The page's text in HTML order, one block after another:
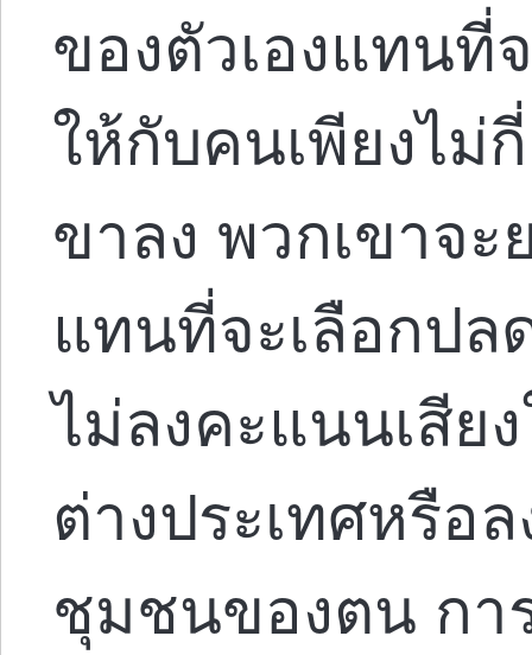
ของตัวเองแทนที่
ให้กับคนเพียงไม่
ขาลง พวกเขาจ
แทนที่จะเลือกปล
ไม่ลงคะแนนเสีย
ต่างประเทศหรือ
ชุมชนของตน กา